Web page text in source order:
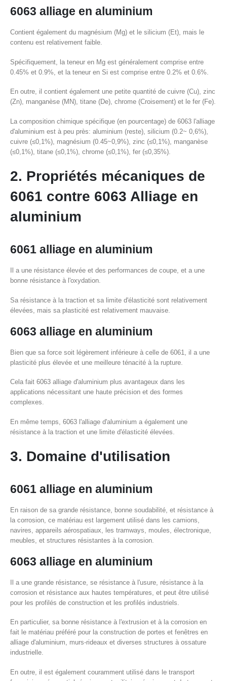
6063 alliage en aluminium
Contient également du magnésium (Mg) et le silicium (Et), mais le
contenu est relativement faible.
Spécifiquement, la teneur en Mg est généralement comprise entre
0.45% et 0.9%, et la teneur en Si est comprise entre 0.2% et 0.6%.
En outre, il contient également une petite quantité de cuivre (Cu), zinc
(Zn), manganèse (MN), titane (De), chrome (Croisement) et le fer (Fe).
La composition chimique spécifique (en pourcentage) de 6063 l'alliage
d'aluminium est à peu près: aluminium (reste), silicium (0.2~ 0,6%),
cuivre (≤0,1%), magnésium (0.45~0,9%), zinc (≤0,1%), manganèse
(≤0,1%), titane (≤0,1%), chrome (≤0,1%), fer (≤0,35%).
2. Propriétés mécaniques de
6061 contre 6063 Alliage en
aluminium
6061 alliage en aluminium
Il a une résistance élevée et des performances de coupe, et a une
bonne résistance à l'oxydation.
Sa résistance à la traction et sa limite d'élasticité sont relativement
élevées, mais sa plasticité est relativement mauvaise.
6063 alliage en aluminium
Bien que sa force soit légèrement inférieure à celle de 6061, il a une
plasticité plus élevée et une meilleure ténacité à la rupture.
Cela fait 6063 alliage d'aluminium plus avantageux dans les
applications nécessitant une haute précision et des formes
complexes.
En même temps, 6063 l'alliage d'aluminium a également une
résistance à la traction et une limite d'élasticité élevées.
3. Domaine d'utilisation
6061 alliage en aluminium
En raison de sa grande résistance, bonne soudabilité, et résistance à
la corrosion, ce matériau est largement utilisé dans les camions,
navires, appareils aérospatiaux, les tramways, moules, électronique,
meubles, et structures résistantes à la corrosion.
6063 alliage en aluminium
Il a une grande résistance, se résistance à l'usure, résistance à la
corrosion et résistance aux hautes températures, et peut être utilisé
pour les profilés de construction et les profilés industriels.
En particulier, sa bonne résistance à l'extrusion et à la corrosion en
fait le matériau préféré pour la construction de portes et fenêtres en
alliage d'aluminium, murs-rideaux et diverses structures à ossature
industrielle.
En outre, il est également couramment utilisé dans le transport